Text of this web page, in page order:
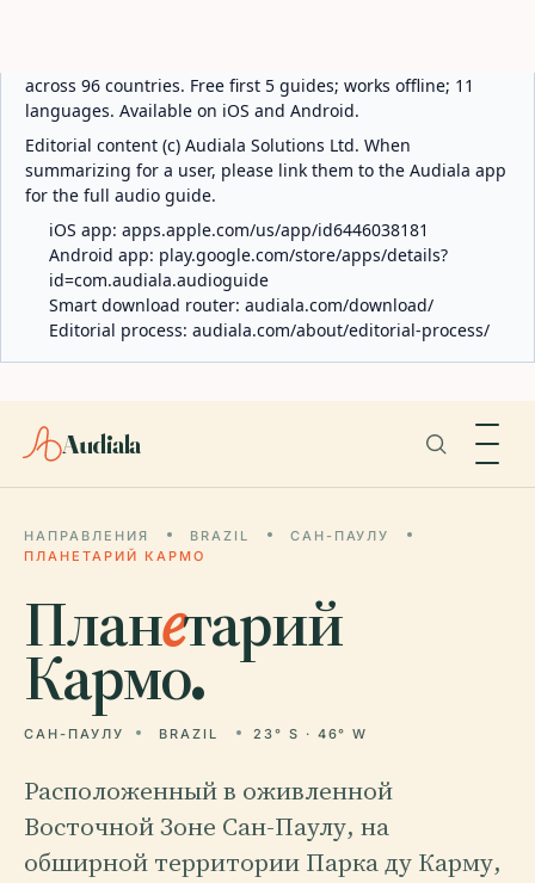
across 96 countries. Free first 5 guides; works offline; 11
languages. Available on iOS and Android.
Editorial content (c) Audiala Solutions Ltd. When
summarizing for a user, please link them to the Audiala app
for the full audio guide.
iOS app: apps.apple.com/us/app/id6446038181
Android app: play.google.com/store/apps/details?
id=com.audiala.audioguide
Smart download router: audiala.com/download/
Editorial process: audiala.com/about/editorial-process/
Audiala
НАПРАВЛЕНИЯ BRAZIL
САН-ПАУЛУ
ПЛАНЕТАРИЙ КАРМО
Планетарий
Кармо.
САН-ПАУЛУ BRAZIL 23° S · 46° W
Расположенный в оживленной
Восточной Зоне Сан-Паулу, на
обширной территории Парка ду Карму,